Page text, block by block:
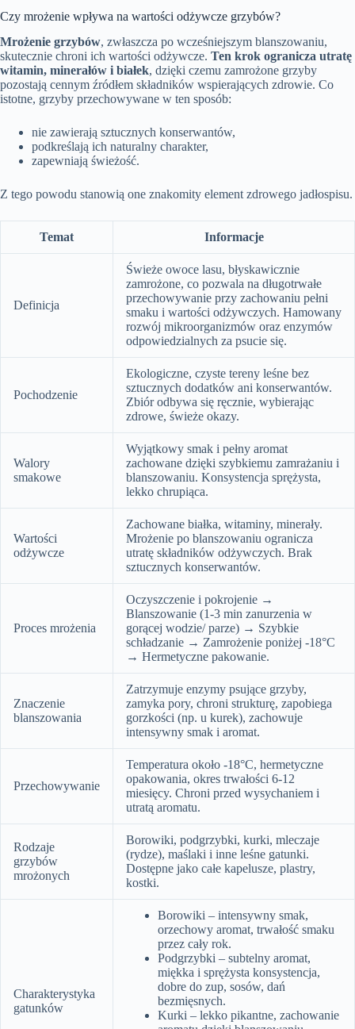
Czy mrożenie wpływa na wartości odżywcze grzybów?
Mrożenie grzybów, zwłaszcza po wcześniejszym blanszowaniu,
skutecznie chroni ich wartości odżywcze. Ten krok ogranicza utratę
witamin, minerałów i białek, dzięki czemu zamrożone grzyby
pozostają cennym źródłem składników wspierających zdrowie. Co
istotne, grzyby przechowywane w ten sposób:
nie zawierają sztucznych konserwantów,
podkreślają ich naturalny charakter,
zapewniają świeżość.
Z tego powodu stanowią one znakomity element zdrowego jadłospisu.
Temat Informacje
Definicja
Świeże owoce lasu, błyskawicznie
zamrożone, co pozwala na długotrwałe
przechowywanie przy zachowaniu pełni
smaku i wartości odżywczych. Hamowany
rozwój mikroorganizmów oraz enzymów
odpowiedzialnych za psucie się.
Pochodzenie
Ekologiczne, czyste tereny leśne bez
sztucznych dodatków ani konserwantów.
Zbiór odbywa się ręcznie, wybierając
zdrowe, świeże okazy.
Walory
smakowe
Wyjątkowy smak i pełny aromat
zachowane dzięki szybkiemu zamrażaniu i
blanszowaniu. Konsystencja sprężysta,
lekko chrupiąca.
Wartości
odżywcze
Zachowane białka, witaminy, minerały.
Mrożenie po blanszowaniu ogranicza
utratę składników odżywczych. Brak
sztucznych konserwantów.
Proces mrożenia
Oczyszczenie i pokrojenie →
Blanszowanie (1-3 min zanurzenia w
gorącej wodzie/ parze) → Szybkie
schładzanie → Zamrożenie poniżej -18°C
→ Hermetyczne pakowanie.
Znaczenie
blanszowania
Zatrzymuje enzymy psujące grzyby,
zamyka pory, chroni strukturę, zapobiega
gorzkości (np. u kurek), zachowuje
intensywny smak i aromat.
Przechowywanie
Temperatura około -18°C, hermetyczne
opakowania, okres trwałości 6-12
miesięcy. Chroni przed wysychaniem i
utratą aromatu.
Rodzaje
grzybów
mrożonych
Borowiki, podgrzybki, kurki, mleczaje
(rydze), maślaki i inne leśne gatunki.
Dostępne jako całe kapelusze, plastry,
kostki.
Charakterystyka
gatunków
Borowiki – intensywny smak,
orzechowy aromat, trwałość smaku
przez cały rok.
Podgrzybki – subtelny aromat,
miękka i sprężysta konsystencja,
dobre do zup, sosów, dań
bezmięsnych.
Kurki – lekko pikantne, zachowanie